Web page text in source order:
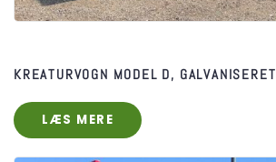
KREATURVOGN MODEL D, GALVANISERET
LÆS MERE